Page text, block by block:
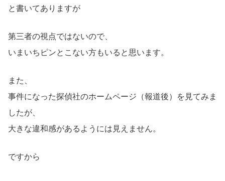
と書いてありますが
第三者の視点ではないので、
いまいちピンとこない方もいると思います。
また、
事件になった探偵社のホームページ（報道後）を見てみま
したが、
大きな違和感があるようには見えません。
ですから